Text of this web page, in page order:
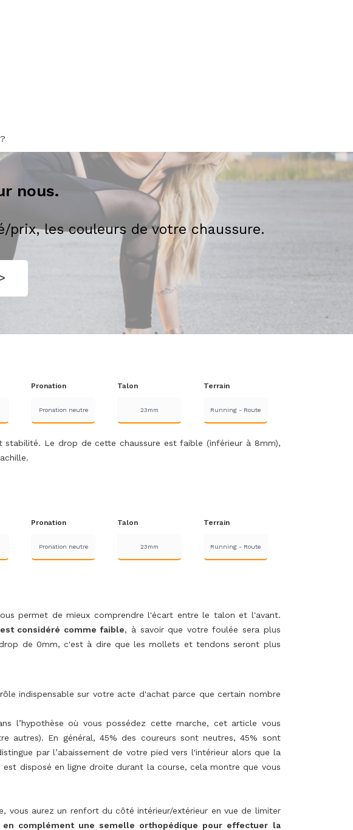
nous.
prix, les couleurs de votre chaussure.
Pronation
Pronation neutre
Talon
23mm
Terrain
Running - Route
Le drop de cette chaussure est faible (inférieur à 8mm),
Pronation
Pronation neutre
Talon
23mm
Terrain
Running - Route
permet de mieux comprendre l'écart entre le talon et l'avant.
considéré comme faible, à savoir que votre foulée sera plus
de 0mm, c'est à dire que les mollets et tendons seront plus
indispensable sur votre acte d'achat parce que certain nombre
l’hypothèse où vous possédez cette marche, cet article vous
autres). En général, 45% des coureurs sont neutres, 45% sont
par l’abaissement de votre pied vers l'intérieur alors que la
disposé en ligne droite durant la course, cela montre que vous
vous aurez un renfort du côté intérieur/extérieur en vue de limiter
en complément une semelle orthopédique pour effectuer la